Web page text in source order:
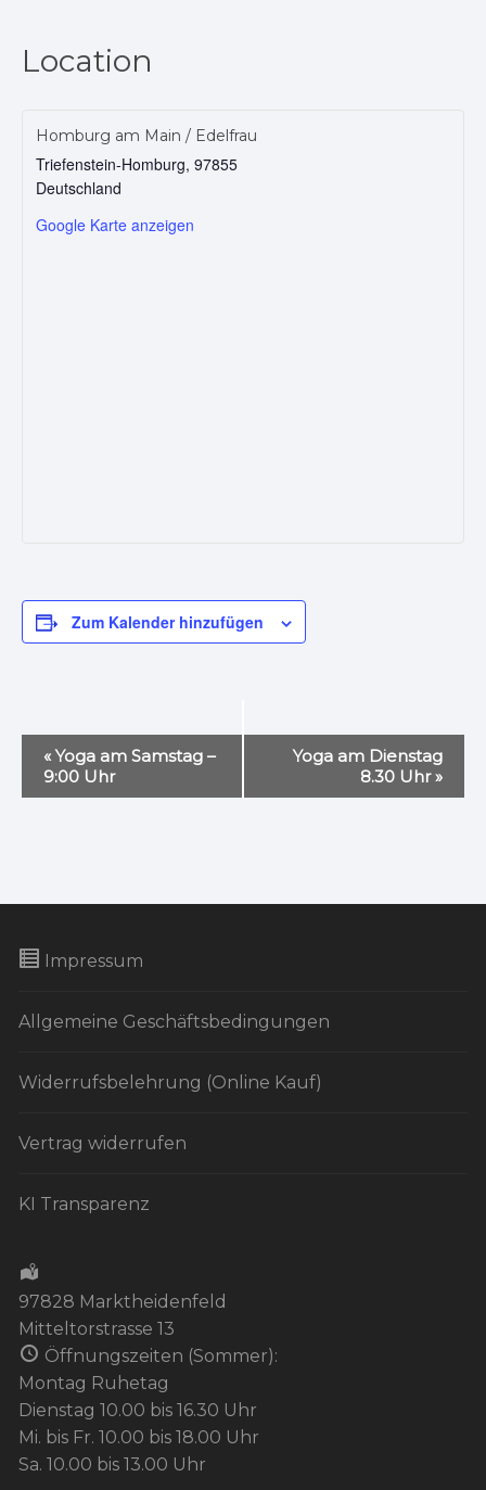
Location
Homburg am Main / Edelfrau
Triefenstein-Homburg, 97855
Deutschland
Google Karte anzeigen
Zum Kalender hinzufügen
s
a
t
n
-
a
i
g
a
t
i
o
n
«Yoga am Samstag –
9:00 Uhr
Yoga am Dienstag
8.30 Uhr»
Impressum
Allgemeine Geschäftsbedingungen
Widerrufsbelehrung (Online Kauf)
Vertrag widerrufen
KI Transparenz
97828 Marktheidenfeld
Mitteltorstrasse 13
Öffnungszeiten (Sommer):
Montag Ruhetag
Dienstag 10.00 bis 16.30 Uhr
Mi. bis Fr. 10.00 bis 18.00 Uhr
Sa. 10.00 bis 13.00 Uhr